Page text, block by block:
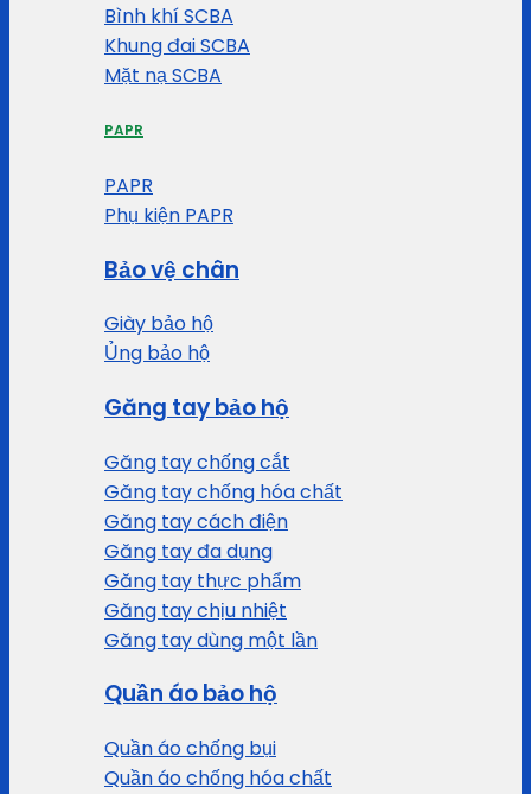
Bình khí SCBA
Khung đai SCBA
Mặt nạ SCBA
PAPR
PAPR
Phụ kiện PAPR
Bảo vệ chân
Giày bảo hộ
Ủng bảo hộ
Găng tay bảo hộ
Găng tay chống cắt
Găng tay chống hóa chất
Găng tay cách điện
Găng tay đa dụng
Găng tay thực phẩm
Găng tay chịu nhiệt
Găng tay dùng một lần
Quần áo bảo hộ
Quần áo chống bụi
Quần áo chống hóa chất